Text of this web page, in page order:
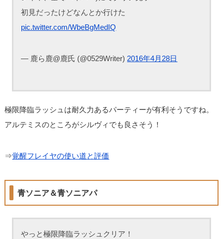
初見だったけどなんとか行けた
pic.twitter.com/WbeBgMedIQ
— 鹿ら鹿@鹿氏 (@0529Writer) 2016年4月28日
極限降臨ラッシュは耐久力あるパーティーが有利そうですね。
アルテミスのところがシルヴィでも良さそう！
⇒覚醒フレイヤの使い道と評価
青ソニア＆青ソニアパ
やっと極限降臨ラッシュクリア！